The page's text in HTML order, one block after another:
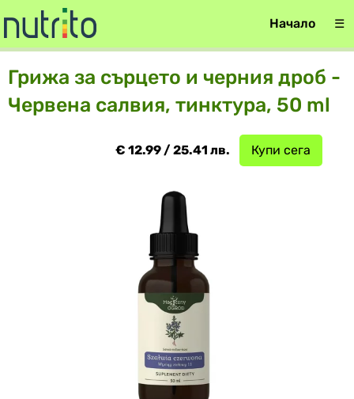
Начало ☰
Грижа за сърцето и черния дроб -
Червена салвия, тинктура, 50 ml
Купи сега
€ 12.99 / 25.41 лв.